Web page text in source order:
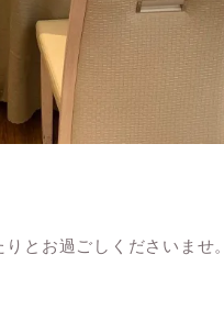
とお過ごしくださいませ。